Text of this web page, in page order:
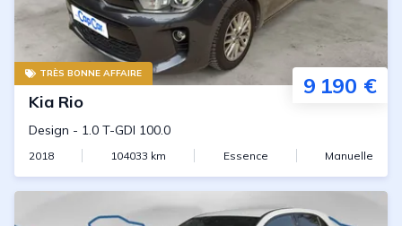
TRÈS BONNE AFFAIRE 9 190 €
Kia Rio
Design - 1.0 T-GDI 100.0
2018 104033 km Essence Manuelle